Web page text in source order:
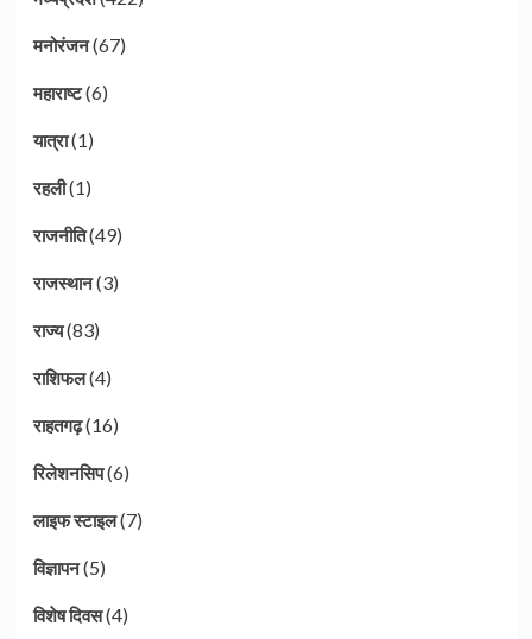
मनोरंजन(67)
महाराष्ट(6)
यात्रा(1)
रहली(1)
राजनीति(49)
राजस्थान(3)
राज्य(83)
राशिफल(4)
राहतगढ़(16)
रिलेशनसिप(6)
लाइफ स्टाइल(7)
विज्ञापन(5)
विशेष दिवस(4)